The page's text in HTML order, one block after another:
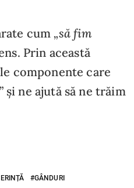
cum „să fim
Prin această
componente care
ne ajută să ne trăim
GÂNDURI